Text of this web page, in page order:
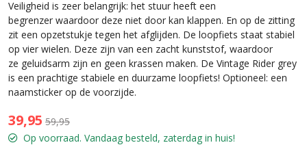
Veiligheid is zeer belangrijk: het stuur heeft een
begrenzer waardoor deze niet door kan klappen. En op de zitting
zit een opzetstukje tegen het afglijden. De loopfiets staat stabiel
op vier wielen. Deze zijn van een zacht kunststof, waardoor
ze geluidsarm zijn en geen krassen maken. De Vintage Rider grey
is een prachtige stabiele en duurzame loopfiets! Optioneel: een
naamsticker op de voorzijde.
39,95 59,95
Op voorraad. Vandaag besteld, zaterdag in huis!